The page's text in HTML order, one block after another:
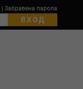
Забравена парола